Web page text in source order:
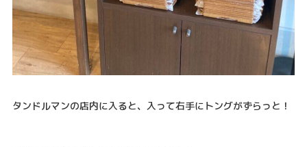
タンドルマンの店内に入ると、入って右手にトングがずらっと！